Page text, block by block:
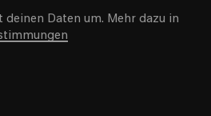
Daten um. Mehr dazu in